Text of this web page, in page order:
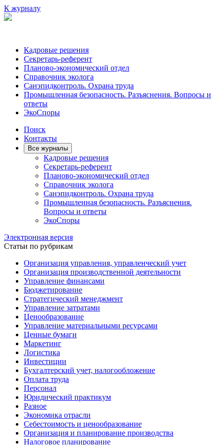
К журналу
Кадровые решения
Секретарь-референт
Планово-экономический отдел
Справочник эколога
Санэпидконтроль. Охрана труда
Промышленная безопасность. Разъяснения. Вопросы и
ответы
ЭкоСпоры
Поиск
Контакты
Все журналы
Кадровые решения
Секретарь-референт
Планово-экономический отдел
Справочник эколога
Санэпидконтроль. Охрана труда
Промышленная безопасность. Разъяснения.
Вопросы и ответы
ЭкоСпоры
Электронная версия
Статьи по рубрикам
Организация управления, управленческий учет
Организация производственной деятельности
Управление финансами
Бюджетирование
Стратегический менеджмент
Управление затратами
Ценообразование
Управление материальными ресурсами
Ценные бумаги
Маркетинг
Логистика
Инвестиции
Бухгалтерский учет, налогообложение
Оплата труда
Персонал
Юридический практикум
Разное
Экономика отрасли
Себестоимость и ценообразование
Организация и планирование производства
Налоговое планирование